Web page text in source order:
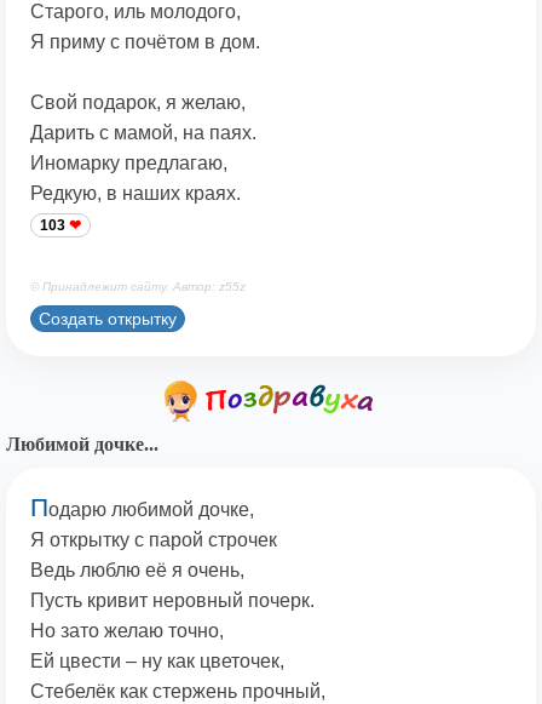
Старого, иль молодого,
Я приму с почётом в дом.
Свой подарок, я желаю,
Дарить с мамой, на паях.
Иномарку предлагаю,
Редкую, в наших краях.
103
© Принадлежит сайту. Автор: z55z
Создать открытку
Любимой дочке...
Подарю любимой дочке,
Я открытку с парой строчек
Ведь люблю её я очень,
Пусть кривит неровный почерк.
Но зато желаю точно,
Ей цвести – ну как цветочек,
Стебелёк как стержень прочный,